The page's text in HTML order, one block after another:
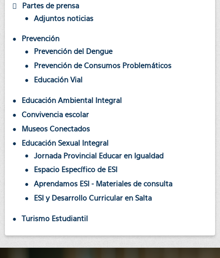
Partes de prensa
Adjuntos noticias
Prevención
Prevención del Dengue
Prevención de Consumos Problemáticos
Educación Vial
Educación Ambiental Integral
Convivencia escolar
Museos Conectados
Educación Sexual Integral
Jornada Provincial Educar en Igualdad
Espacio Específico de ESI
Aprendamos ESI - Materiales de consulta
ESI y Desarrollo Curricular en Salta
Turismo Estudiantil